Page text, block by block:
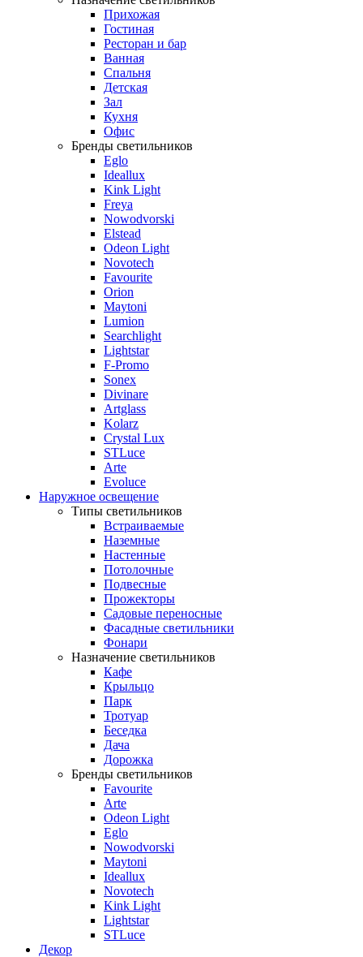
Прихожая
Гостиная
Ресторан и бар
Ванная
Спальня
Детская
Зал
Кухня
Офис
Бренды светильников
Eglo
Ideallux
Kink Light
Freya
Nowodvorski
Elstead
Odeon Light
Novotech
Favourite
Orion
Maytoni
Lumion
Searchlight
Lightstar
F-Promo
Sonex
Divinare
Artglass
Kolarz
Crystal Lux
STLuce
Arte
Evoluce
Наружное освещение
Типы светильников
Встраиваемые
Наземные
Настенные
Потолочные
Подвесные
Прожекторы
Садовые переносные
Фасадные светильники
Фонари
Назначение светильников
Кафе
Крыльцо
Парк
Тротуар
Беседка
Дача
Дорожка
Бренды светильников
Favourite
Arte
Odeon Light
Eglo
Nowodvorski
Maytoni
Ideallux
Novotech
Kink Light
Lightstar
STLuce
Декор